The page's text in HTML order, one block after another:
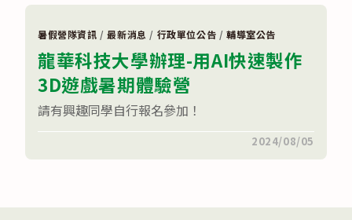
暑假營隊資訊 /最新消息 / 行政單位公告 /輔導室公告
龍華科技大學辦理-用AI快速製作
3D遊戲暑期體驗營
請有興趣同學自行報名參加！
華
學
2024/08/05